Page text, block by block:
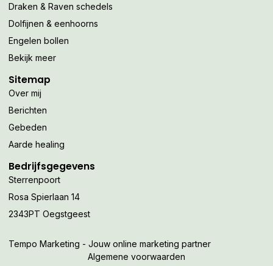
Draken & Raven schedels
Dolfijnen & eenhoorns
Engelen bollen
Bekijk meer
Sitemap
Over mij
Berichten
Gebeden
Aarde healing
Bedrijfsgegevens
Sterrenpoort
Rosa Spierlaan 14
2343PT Oegstgeest
Tempo Marketing - Jouw online marketing partner
Algemene voorwaarden